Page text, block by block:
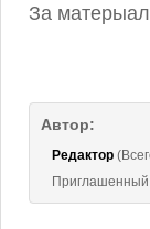
За
Автор:
Редактор
Приглашенный